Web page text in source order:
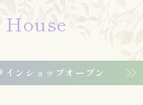
ンショップオープン